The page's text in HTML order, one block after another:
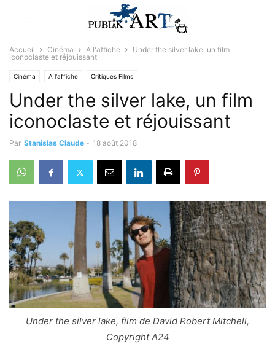
Accueil Cinéma A l'affiche
Under the silver lake, un film
iconoclaste et réjouissant
Cinéma A l'affiche Critiques Films
Under the silver lake, un film
iconoclaste et réjouissant
Par Stanislas Claude - 18 août 2018
Under the silver lake, film de David Robert Mitchell,
Copyright A24